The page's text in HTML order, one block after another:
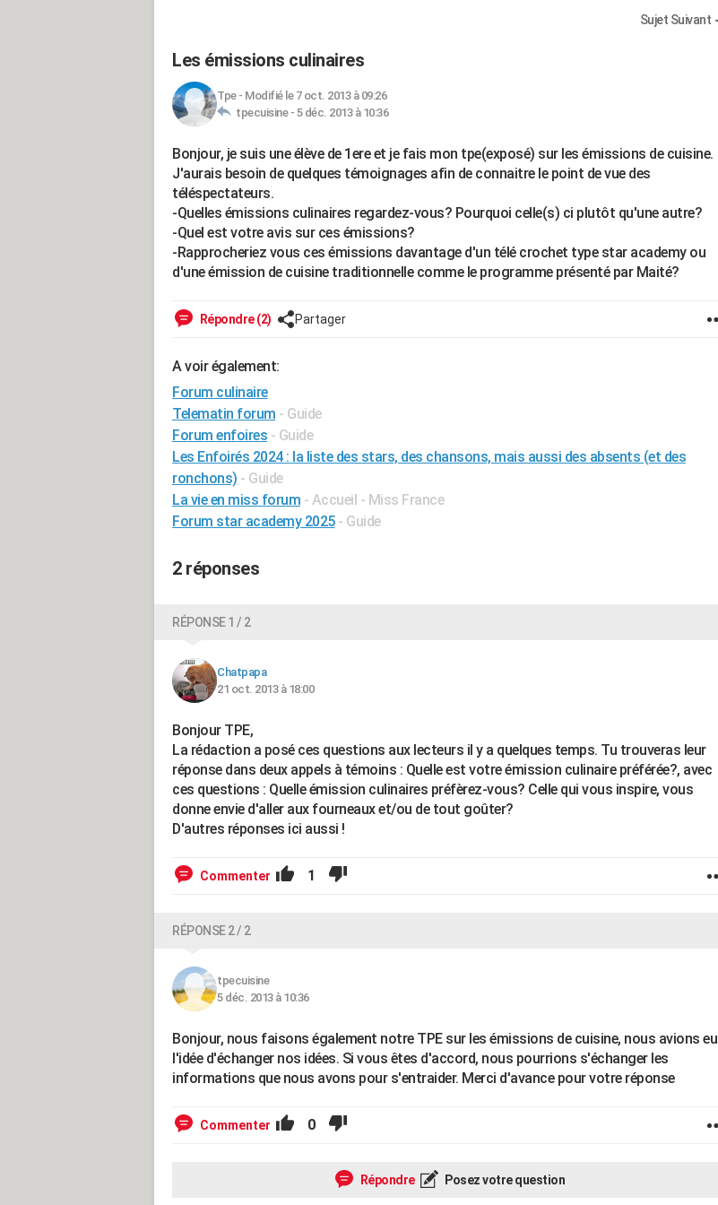
Sujet Suivant
Les émissions culinaires
Tpe- Modifié le 7 oct. 2013 à 09:26
tpecuisine - 5 déc. 2013 à 10:36
Bonjour, je suis une élève de 1ere et je fais mon tpe(exposé) sur les émissions de cuisine.
J'aurais besoin de quelques témoignages afin de connaitre le point de vue des
téléspectateurs.
-Quelles émissions culinaires regardez-vous? Pourquoi celle(s) ci plutôt qu'une autre?
-Quel est votre avis sur ces émissions?
-Rapprocheriez vous ces émissions davantage d'un télé crochet type star academy ou
d'une émission de cuisine traditionnelle comme le programme présenté par Maité?
Répondre (2) Partager
A voir également:
Forum culinaire
Telematin forum - Guide
Forum enfoires - Guide
Les Enfoirés 2024 : la liste des stars, des chansons, mais aussi des absents (et des
ronchons) - Guide
La vie en miss forum - Accueil - Miss France
Forum star academy 2025 - Guide
2 réponses
RÉPONSE 1 / 2
Chatpapa
21 oct. 2013 à 18:00
Bonjour TPE,
La rédaction a posé ces questions aux lecteurs il y a quelques temps. Tu trouveras leur
réponse dans deux appels à témoins : Quelle est votre émission culinaire préférée?, avec
ces questions : Quelle émission culinaires préfèrez-vous? Celle qui vous inspire, vous
donne envie d'aller aux fourneaux et/ou de tout goûter?
D'autres réponses ici aussi !
Commenter 1
RÉPONSE 2 / 2
tpecuisine
5 déc. 2013 à 10:36
Bonjour, nous faisons également notre TPE sur les émissions de cuisine, nous avions eu
l'idée d'échanger nos idées. Si vous êtes d'accord, nous pourrions s'échanger les
informations que nous avons pour s'entraider. Merci d'avance pour votre réponse
Commenter 0
Répondre Posez votre question